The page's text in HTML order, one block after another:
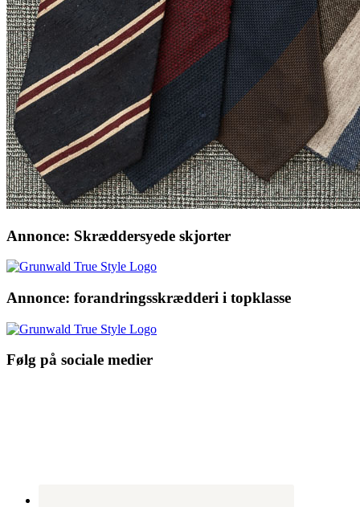
Annonce: Skræddersyede skjorter
Annonce: forandringsskrædderi i topklasse
Følg på sociale medier